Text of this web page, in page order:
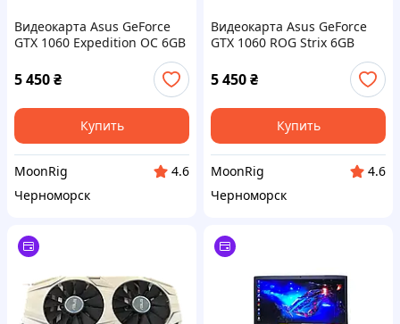
Видеокарта Asus GeForce
GTX 1060 Expedition OC 6GB
GDDR5 (EX-GTX1060-6G) Б/У
5 450₴
Купить
MoonRig
4.6
Черноморск
Видеокарта Asus GeForce
GTX 1060 ROG Strix 6GB
GDDR5 (STRIX-GTX1060-6G-
GAMING) Б/У
5 450₴
Купить
MoonRig
4.6
Черноморск